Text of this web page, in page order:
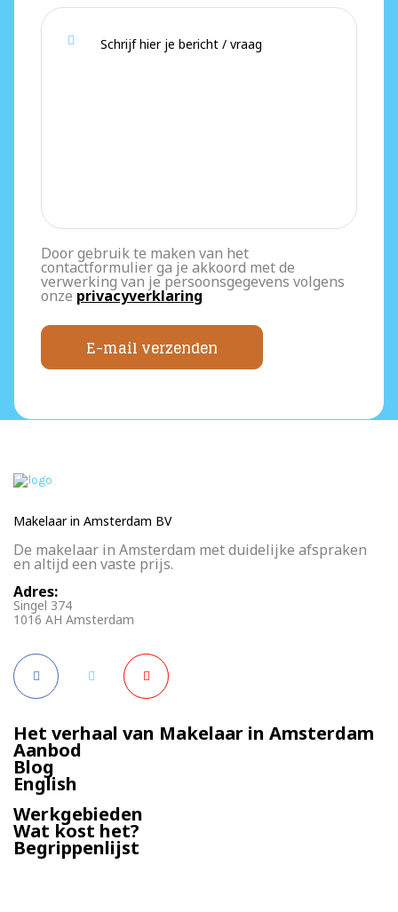
Door gebruik te maken van het
contactformulier ga je akkoord met de
verwerking van je persoonsgegevens volgens
onze privacyverklaring
E-mail verzenden
Makelaar in Amsterdam BV
De makelaar in Amsterdam met duidelijke afspraken
en altijd een vaste prijs.
Adres:
Singel 374
1016 AH Amsterdam
Het verhaal van Makelaar in Amsterdam
Aanbod
Blog
English
Werkgebieden
Wat kost het?
Begrippenlijst